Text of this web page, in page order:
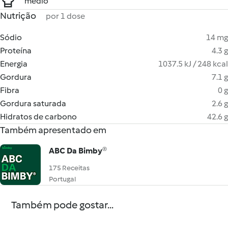
Nutrição por 1 dose
Sódio
14 mg
Proteína
4.3 g
Energia
1037.5 kJ / 248 kcal
Gordura
7.1 g
Fibra
0 g
Gordura saturada
2.6 g
Hidratos de carbono
42.6 g
Também apresentado em
ABC Da Bimby®
175 Receitas
Portugal
Também pode gostar...